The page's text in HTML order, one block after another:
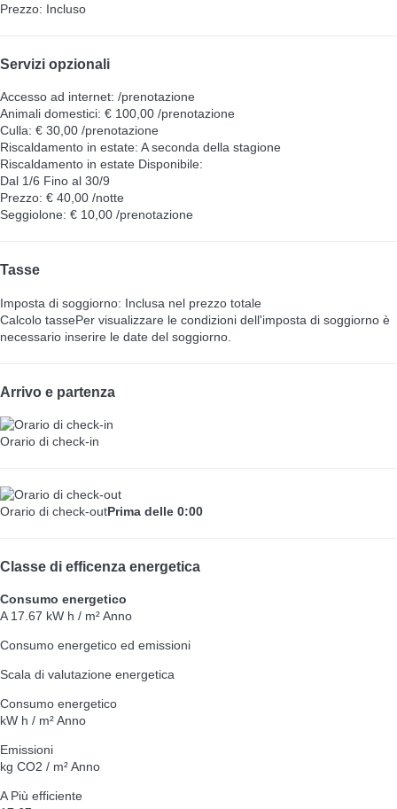
Prezzo: Incluso
Servizi opzionali
Accesso ad internet: /prenotazione
Animali domestici: € 100,00 /prenotazione
Culla: € 30,00 /prenotazione
Riscaldamento in estate: A seconda della stagione
Riscaldamento in estate Disponibile:
Dal 1/6 Fino al 30/9
Prezzo: € 40,00 /notte
Seggiolone: € 10,00 /prenotazione
Tasse
Imposta di soggiorno: Inclusa nel prezzo totale
Calcolo tassePer visualizzare le condizioni dell'imposta di soggiorno è
necessario inserire le date del soggiorno.
Arrivo e partenza
Orario di check-in
Orario di check-outPrima delle 0:00
Classe di efficenza energetica
Consumo energetico
A 17.67 kW h / m² Anno
Consumo energetico ed emissioni
Scala di valutazione energetica
Consumo energetico
kW h / m² Anno
Emissioni
kg CO2 / m² Anno
APiù efficiente